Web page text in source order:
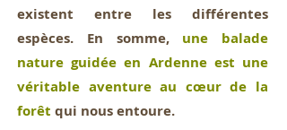
existent entre les différentes
espèces. En somme, une balade
nature guidée en Ardenne est une
véritable aventure au cœur de la
forêt qui nous entoure.